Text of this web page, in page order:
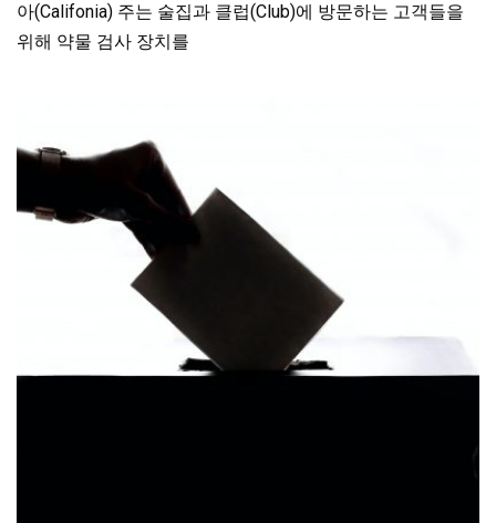
아(Califonia) 주는 술집과 클럽(Club)에 방문하는 고객들을
위해 약물 검사 장치를